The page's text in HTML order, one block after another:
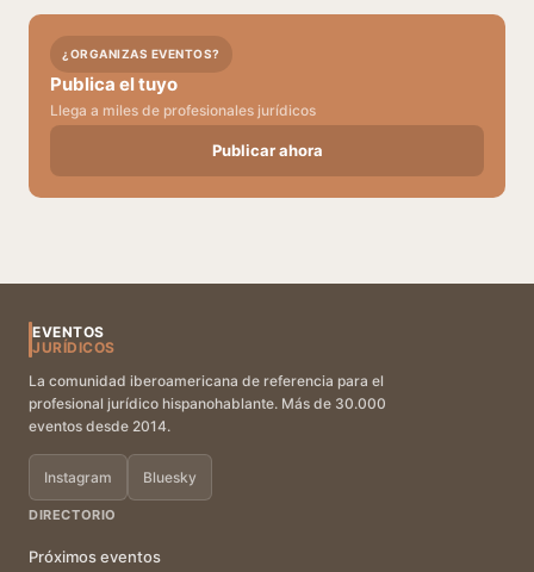
¿ORGANIZAS EVENTOS?
Publica el tuyo
Llega a miles de profesionales jurídicos
Publicar ahora
EVENTOS
JURÍDICOS
La comunidad iberoamericana de referencia para el
profesional jurídico hispanohablante. Más de 30.000
eventos desde 2014.
Instagram Bluesky
DIRECTORIO
Próximos eventos